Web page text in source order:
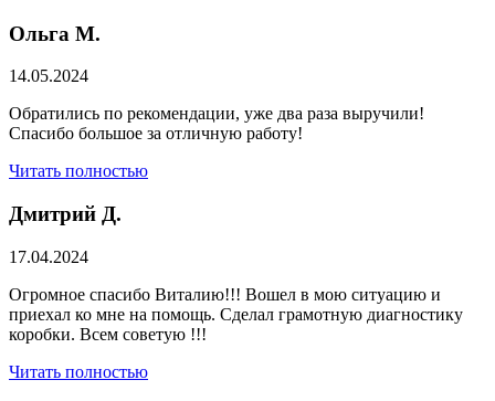
Ольга М.
14.05.2024
Обратились по рекомендации, уже два раза выручили!
Спасибо большое за отличную работу!
Читать полностью
Дмитрий Д.
17.04.2024
Огромное спасибо Виталию!!! Вошел в мою ситуацию и
приехал ко мне на помощь. Сделал грамотную диагностику
коробки. Всем советую !!!
Читать полностью